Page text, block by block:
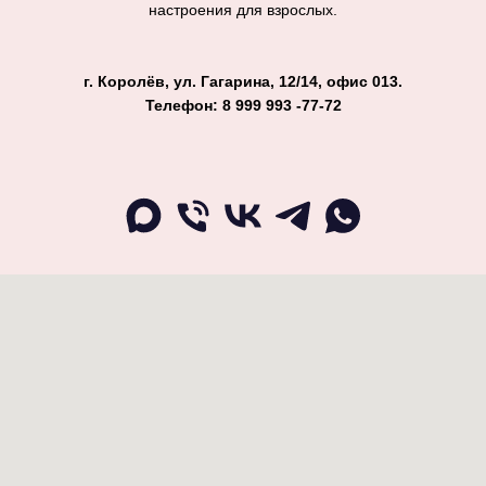
настроения для взрослых.
г. Королёв, ул. Гагарина, 12/14, офис 013.
Телефон: 8 999 993 -77-72